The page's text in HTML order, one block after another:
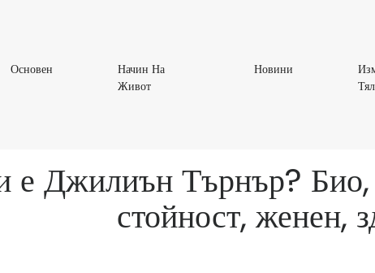
Основен
Начин На
ЖивотНачин
Новини
е Джилиън Търнър? Био,
стойност, женен,